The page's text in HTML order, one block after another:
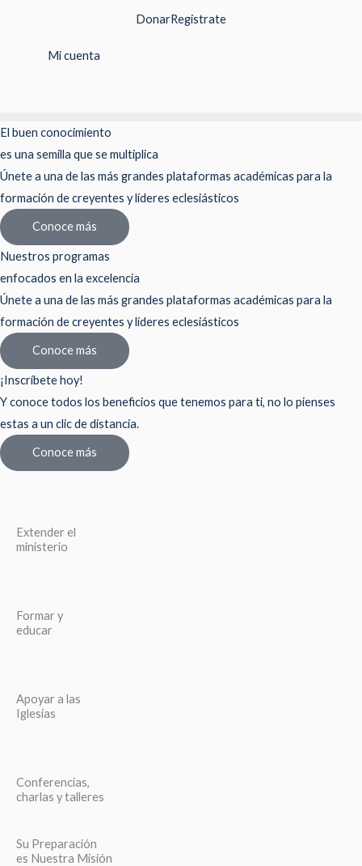
contenido
DonarRegistrate
Mi cuenta
El buen conocimiento
es una semilla que se multiplica
Únete a una de las más grandes plataformas académicas para la
formación de creyentes y líderes eclesiásticos
Conoce más
Nuestros programas
enfocados en la excelencia
Únete a una de las más grandes plataformas académicas para la
formación de creyentes y líderes eclesiásticos
Conoce más
¡Inscríbete hoy!
Y conoce todos los beneficios que tenemos para ti, no lo pienses
estas a un clic de distancia.
Conoce más
Extender el
ministerio
Formar y
educar
Apoyar a las
Iglesias
Conferencias,
charlas y talleres
Su Preparación
es Nuestra Misión